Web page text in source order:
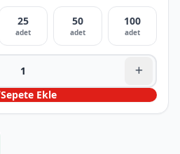
25
adet
50
adet
100
adet
Sepete Ekle